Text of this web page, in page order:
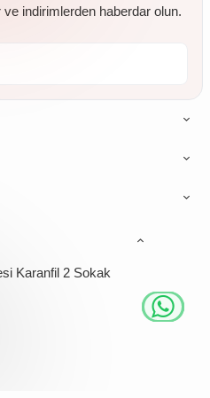
indirimlerden haberdar olun.
Karanfil 2 Sokak